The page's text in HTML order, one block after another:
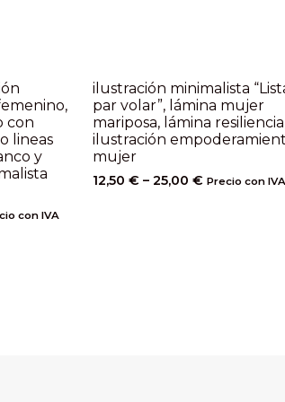
con
lineas
y
con IVA
ilustración minimalista
par volar”, lámina mujer
mariposa, lámina
ilustración
mujer
12,50 € – 25,00 € Precio con IVA